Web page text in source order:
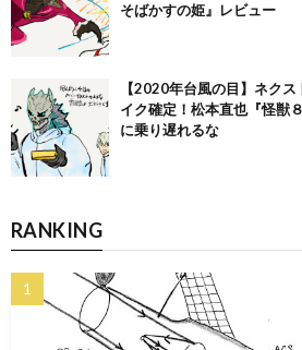
そばかすの姫』レビュー
【2020年台風の目】ネクス
イク確定！松本直也『怪獣８
に乗り遅れるな
RANKING